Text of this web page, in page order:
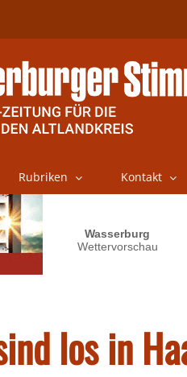
Rubriken Kontakt
los in